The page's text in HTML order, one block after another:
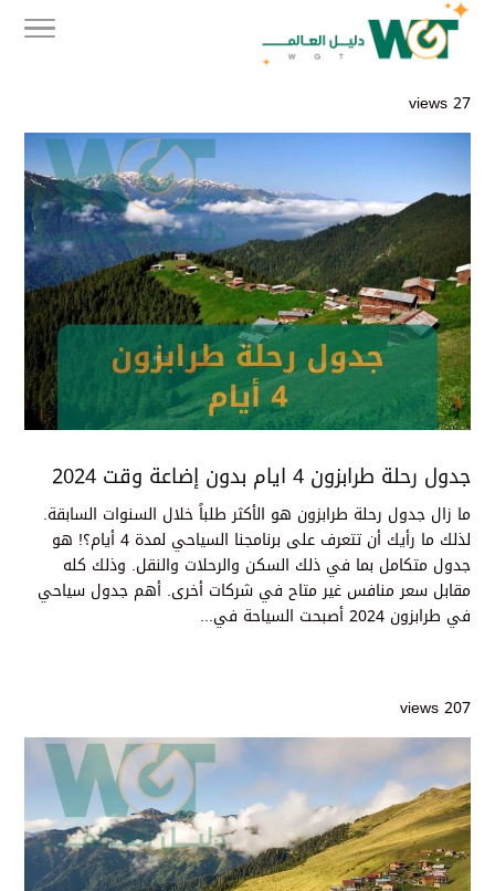
27 views
جدول رحلة طرابزون 4 ايام بدون إضاعة وقت 2024
ما زال جدول رحلة طرابزون هو الأكثر طلباً خلال السنوات السابقة.
لذلك ما رأيك أن تتعرف على برنامجنا السياحي لمدة 4 أيام؟! هو
جدول متكامل بما في ذلك السكن والرحلات والنقل. وذلك كله
مقابل سعر منافس غير متاح في شركات أخرى. أهم جدول سياحي
في طرابزون 2024 أصبحت السياحة في...
207 views